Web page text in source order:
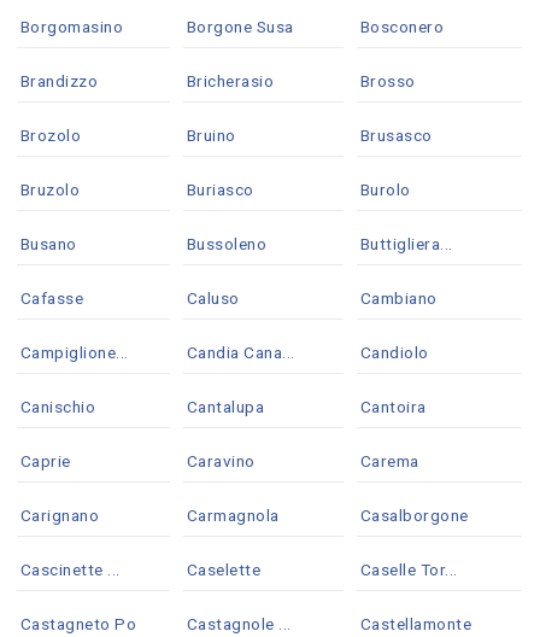
Borgomasino Borgone Susa Bosconero
Brandizzo Bricherasio Brosso
Brozolo Bruino Brusasco
Bruzolo Buriasco Burolo
Busano Bussoleno Buttigliera...
Cafasse Caluso Cambiano
Campiglione... Candia Cana... Candiolo
Canischio Cantalupa Cantoira
Caprie Caravino Carema
Carignano Carmagnola Casalborgone
Cascinette ... Caselette Caselle Tor...
Castagneto Po Castagnole ... Castellamonte